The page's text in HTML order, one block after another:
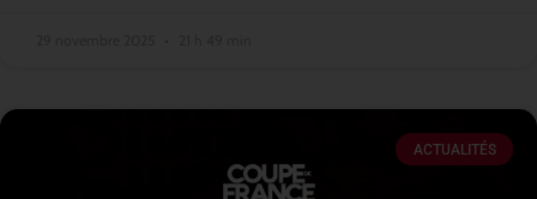
ACTUALITÉS